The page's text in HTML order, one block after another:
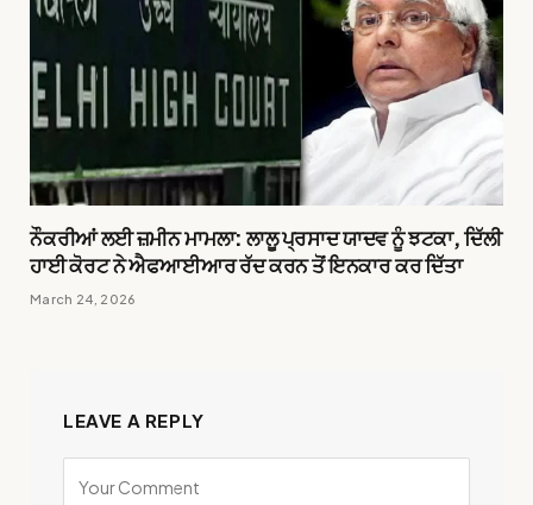
ਨੌਕਰੀਆਂ ਲਈ ਜ਼ਮੀਨ ਮਾਮਲਾ: ਲਾਲੂ ਪ੍ਰਸਾਦ ਯਾਦਵ ਨੂੰ ਝਟਕਾ, ਦਿੱਲੀ
ਹਾਈ ਕੋਰਟ ਨੇ ਐਫਆਈਆਰ ਰੱਦ ਕਰਨ ਤੋਂ ਇਨਕਾਰ ਕਰ ਦਿੱਤਾ
March 24, 2026
LEAVE A REPLY